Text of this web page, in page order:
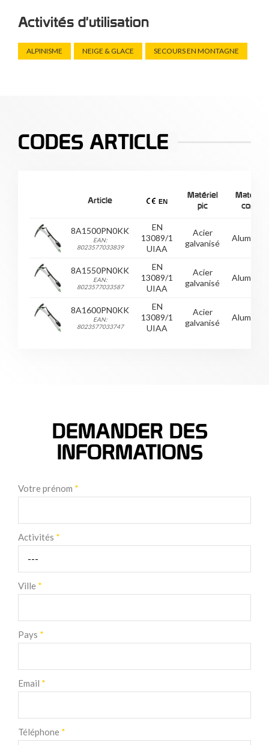
Activités d'utilisation
ALPINISME NEIGE & GLACE SECOURS EN MONTAGNE
CODES ARTICLE
Article
Matériel
pic
Matériau
corps
8A1500PN0KK
EAN:
8023577033839
EN
13089/1
UIAA
Acier
galvanisé
8A1550PN0KK
EAN:
8023577033587
EN
13089/1
UIAA
Acier
galvanisé
8A1600PN0KK
EAN:
8023577033747
EN
13089/1
UIAA
Acier
galvanisé
DEMANDER DES
INFORMATIONS
Votre prénom *
Activités *
Ville *
Pays *
Email *
Téléphone *